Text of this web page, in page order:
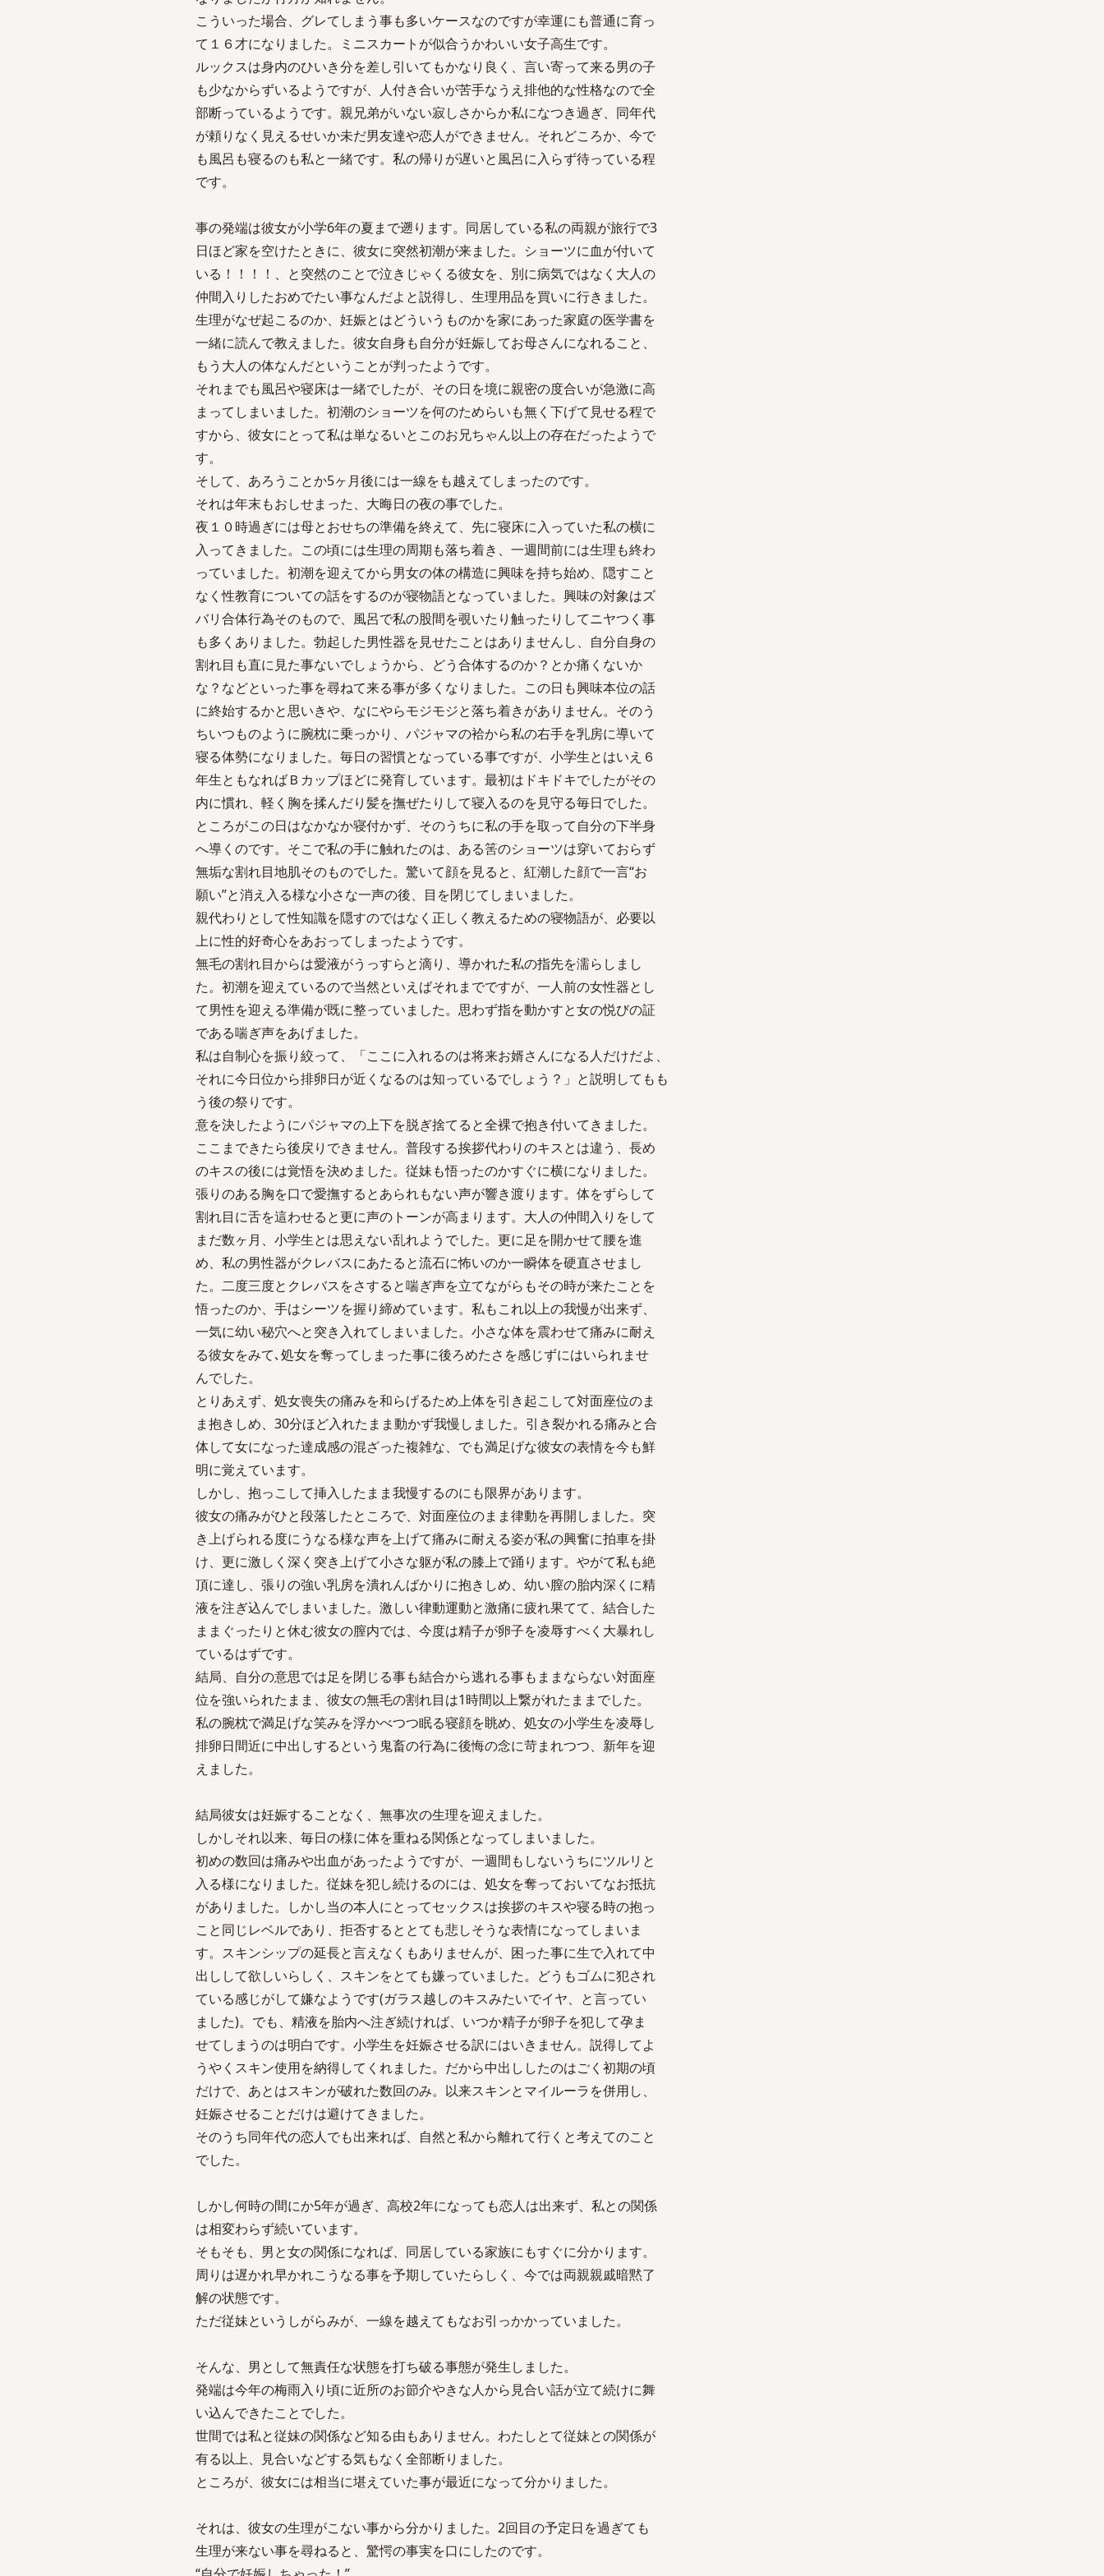
こういった場合、グレてしまう事も多いケースなのですが幸運にも普通に育っ
て１６才になりました。ミニスカートが似合うかわいい女子高生です。
ルックスは身内のひいき分を差し引いてもかなり良く、言い寄って来る男の子
も少なからずいるようですが、人付き合いが苦手なうえ排他的な性格なので全
部断っているようです。親兄弟がいない寂しさからか私になつき過ぎ、同年代
が頼りなく見えるせいか未だ男友達や恋人ができません。それどころか、今で
も風呂も寝るのも私と一緒です。私の帰りが遅いと風呂に入らず待っている程
です。
事の発端は彼女が小学6年の夏まで遡ります。同居している私の両親が旅行で3
日ほど家を空けたときに、彼女に突然初潮が来ました。ショーツに血が付いて
いる！！！！、と突然のことで泣きじゃくる彼女を、別に病気ではなく大人の
仲間入りしたおめでたい事なんだよと説得し、生理用品を買いに行きました。
生理がなぜ起こるのか、妊娠とはどういうものかを家にあった家庭の医学書を
一緒に読んで教えました。彼女自身も自分が妊娠してお母さんになれること、
もう大人の体なんだということが判ったようです。
それまでも風呂や寝床は一緒でしたが、その日を境に親密の度合いが急激に高
まってしまいました。初潮のショーツを何のためらいも無く下げて見せる程で
すから、彼女にとって私は単なるいとこのお兄ちゃん以上の存在だったようで
す。
そして、あろうことか5ヶ月後には一線をも越えてしまったのです。
それは年末もおしせまった、大晦日の夜の事でした。
夜１０時過ぎには母とおせちの準備を終えて、先に寝床に入っていた私の横に
入ってきました。この頃には生理の周期も落ち着き、一週間前には生理も終わ
っていました。初潮を迎えてから男女の体の構造に興味を持ち始め、隠すこと
なく性教育についての話をするのが寝物語となっていました。興味の対象はズ
バリ合体行為そのもので、風呂で私の股間を覗いたり触ったりしてニヤつく事
も多くありました。勃起した男性器を見せたことはありませんし、自分自身の
割れ目も直に見た事ないでしょうから、どう合体するのか？とか痛くないか
な？などといった事を尋ねて来る事が多くなりました。この日も興味本位の話
に終始するかと思いきや、なにやらモジモジと落ち着きがありません。そのう
ちいつものように腕枕に乗っかり、パジャマの袷から私の右手を乳房に導いて
寝る体勢になりました。毎日の習慣となっている事ですが、小学生とはいえ６
年生ともなればＢカップほどに発育しています。最初はドキドキでしたがその
内に慣れ、軽く胸を揉んだり髪を撫ぜたりして寝入るのを見守る毎日でした。
ところがこの日はなかなか寝付かず、そのうちに私の手を取って自分の下半身
へ導くのです。そこで私の手に触れたのは、ある筈のショーツは穿いておらず
無垢な割れ目地肌そのものでした。驚いて顔を見ると、紅潮した顔で一言“お
願い”と消え入る様な小さな一声の後、目を閉じてしまいました。
親代わりとして性知識を隠すのではなく正しく教えるための寝物語が、必要以
上に性的好奇心をあおってしまったようです。
無毛の割れ目からは愛液がうっすらと滴り、導かれた私の指先を濡らしまし
た。初潮を迎えているので当然といえばそれまでですが、一人前の女性器とし
て男性を迎える準備が既に整っていました。思わず指を動かすと女の悦びの証
である喘ぎ声をあげました。
私は自制心を振り絞って、「ここに入れるのは将来お婿さんになる人だけだよ、
それに今日位から排卵日が近くなるのは知っているでしょう？」と説明してもも
う後の祭りです。
意を決したようにパジャマの上下を脱ぎ捨てると全裸で抱き付いてきました。
ここまできたら後戻りできません。普段する挨拶代わりのキスとは違う、長め
のキスの後には覚悟を決めました。従妹も悟ったのかすぐに横になりました。
張りのある胸を口で愛撫するとあられもない声が響き渡ります。体をずらして
割れ目に舌を這わせると更に声のトーンが高まります。大人の仲間入りをして
まだ数ヶ月、小学生とは思えない乱れようでした。更に足を開かせて腰を進
め、私の男性器がクレバスにあたると流石に怖いのか一瞬体を硬直させまし
た。二度三度とクレバスをさすると喘ぎ声を立てながらもその時が来たことを
悟ったのか、手はシーツを握り締めています。私もこれ以上の我慢が出来ず、
一気に幼い秘穴へと突き入れてしまいました。小さな体を震わせて痛みに耐え
る彼女をみて､処女を奪ってしまった事に後ろめたさを感じずにはいられませ
んでした。
とりあえず、処女喪失の痛みを和らげるため上体を引き起こして対面座位のま
ま抱きしめ、30分ほど入れたまま動かず我慢しました。引き裂かれる痛みと合
体して女になった達成感の混ざった複雑な、でも満足げな彼女の表情を今も鮮
明に覚えています。
しかし、抱っこして挿入したまま我慢するのにも限界があります。
彼女の痛みがひと段落したところで、対面座位のまま律動を再開しました。突
き上げられる度にうなる様な声を上げて痛みに耐える姿が私の興奮に拍車を掛
け、更に激しく深く突き上げて小さな躯が私の膝上で踊ります。やがて私も絶
頂に達し、張りの強い乳房を潰れんばかりに抱きしめ、幼い膣の胎内深くに精
液を注ぎ込んでしまいました。激しい律動運動と激痛に疲れ果てて、結合した
ままぐったりと休む彼女の膣内では、今度は精子が卵子を凌辱すべく大暴れし
ているはずです。
結局、自分の意思では足を閉じる事も結合から逃れる事もままならない対面座
位を強いられたまま、彼女の無毛の割れ目は1時間以上繋がれたままでした。
私の腕枕で満足げな笑みを浮かべつつ眠る寝顔を眺め、処女の小学生を凌辱し
排卵日間近に中出しするという鬼畜の行為に後悔の念に苛まれつつ、新年を迎
えました。
結局彼女は妊娠することなく、無事次の生理を迎えました。
しかしそれ以来、毎日の様に体を重ねる関係となってしまいました。
初めの数回は痛みや出血があったようですが、一週間もしないうちにツルリと
入る様になりました。従妹を犯し続けるのには、処女を奪っておいてなお抵抗
がありました。しかし当の本人にとってセックスは挨拶のキスや寝る時の抱っ
こと同じレベルであり、拒否するととても悲しそうな表情になってしまいま
す。スキンシップの延長と言えなくもありませんが、困った事に生で入れて中
出しして欲しいらしく、スキンをとても嫌っていました。どうもゴムに犯され
ている感じがして嫌なようです(ガラス越しのキスみたいでイヤ、と言ってい
ました)。でも、精液を胎内へ注ぎ続ければ、いつか精子が卵子を犯して孕ま
せてしまうのは明白です。小学生を妊娠させる訳にはいきません。説得してよ
うやくスキン使用を納得してくれました。だから中出ししたのはごく初期の頃
だけで、あとはスキンが破れた数回のみ。以来スキンとマイルーラを併用し、
妊娠させることだけは避けてきました。
そのうち同年代の恋人でも出来れば、自然と私から離れて行くと考えてのこと
でした。
しかし何時の間にか5年が過ぎ、高校2年になっても恋人は出来ず、私との関係
は相変わらず続いています。
そもそも、男と女の関係になれば、同居している家族にもすぐに分かります。
周りは遅かれ早かれこうなる事を予期していたらしく、今では両親親戚暗黙了
解の状態です。
ただ従妹というしがらみが、一線を越えてもなお引っかかっていました。
そんな、男として無責任な状態を打ち破る事態が発生しました。
発端は今年の梅雨入り頃に近所のお節介やきな人から見合い話が立て続けに舞
い込んできたことでした。
世間では私と従妹の関係など知る由もありません。わたしとて従妹との関係が
有る以上、見合いなどする気もなく全部断りました。
ところが、彼女には相当に堪えていた事が最近になって分かりました。
それは、彼女の生理がこない事から分かりました。2回目の予定日を過ぎても
生理が来ない事を尋ねると、驚愕の事実を口にしたのです。